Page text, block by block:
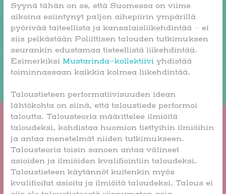
Syynä tähän on se, että Suomessa on viime
aikoina esiintynyt paljon aihepiirin ympärillä
pyörivää taiteellista ja kansalaisliikehdintää – ei
siis pelkästään Poliittisen talouden tutkimuksen
seurankin edustamaa tieteellistä liikehdintää.
Esimerkiksi Mustarinda-kollektiivi yhdistää
toiminnassaan kaikkia kolmea liikehdintää.
Taloustieteen performatiivisuuden idean
lähtökohta on siinä, että taloustiede performoi
taloutta. Talousteoria määrittelee ilmiöitä
taloudeksi, kohdistaa huomion tiettyihin ilmiöihin
ja antaa menetelmät niiden tutkimukseen.
Talousteoria toisin sanoen antaa välineet
asioiden ja ilmiöiden kvalifiointiin taloudeksi.
Taloustieteen käytännöt kuitenkin myös
kvalifioifat asioita ja ilmiöitä taloudeksi. Talous ei